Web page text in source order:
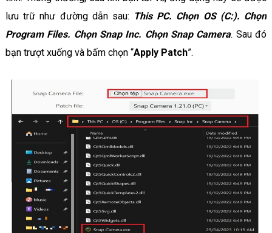
lưu trữ như đường dẫn sau: This PC. Chọn OS (C:). Chọn
Program Files. Chọn Snap Inc. Chọn Snap Camera. Sau đó
bạn trượt xuống và bấm chọn “Apply Patch”.